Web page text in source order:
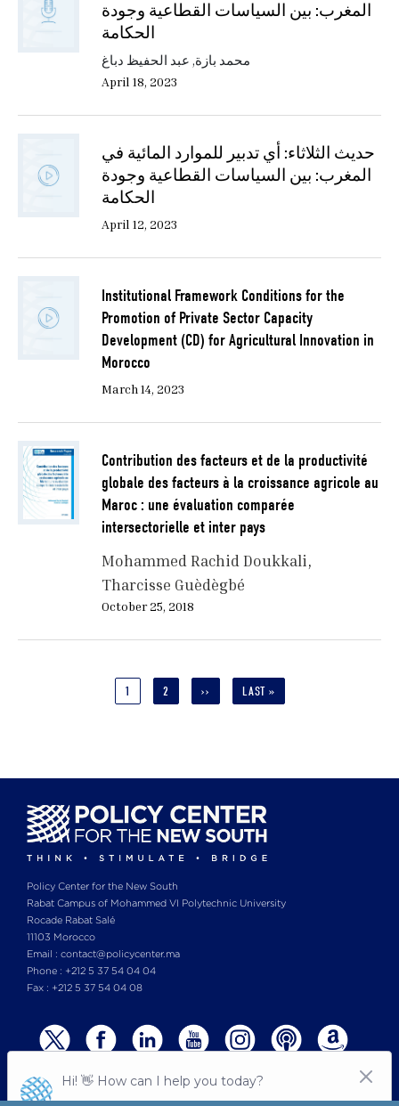
المغرب: بين السياسات القطاعية وجودة
الحكامة
محمد بازة, عبد الحفيظ دباغ
April 18, 2023
حديث الثلاثاء: أي تدبير للموارد المائية في
المغرب: بين السياسات القطاعية وجودة
الحكامة
April 12, 2023
Institutional Framework Conditions for the
Promotion of Private Sector Capacity
Development (CD) for Agricultural Innovation in
Morocco
March 14, 2023
Contribution des facteurs et de la productivité
globale des facteurs à la croissance agricole au
Maroc : une évaluation comparée
intersectorielle et inter pays
Mohammed Rachid Doukkali
Tharcisse Guèdègbé
October 25, 2018
CURRENT
1 PAGE
2
NEXT
››
LAST
LAST »
Policy Center for the New South
Rabat Campus of Mohammed VI Polytechnic University
Rocade Rabat Salé
11103 Morocco
Email : contact@policycenter.ma
Phone : +212 5 37 54 04 04
Fax : +212 5 37 54 04 08